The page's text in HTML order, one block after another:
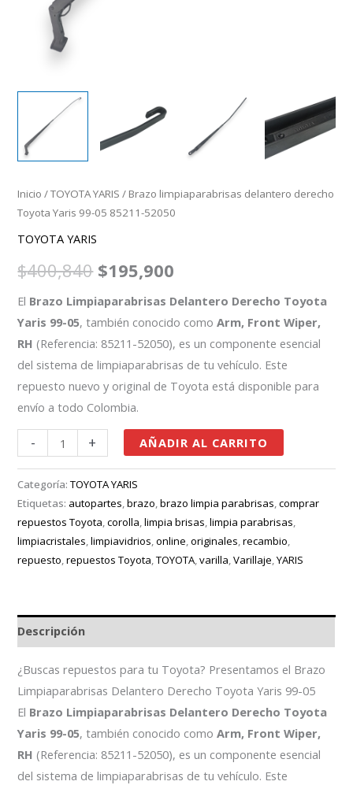
Inicio /TOYOTA YARIS / Brazo limpiaparabrisas delantero derecho
Toyota Yaris 99-05 85211-52050
TOYOTA YARIS
$400,840 $195,900
El Brazo Limpiaparabrisas Delantero Derecho Toyota
Yaris 99-05, también conocido comoArm, Front Wiper,
RH (Referencia: 85211-52050), es un componente esencial
del sistema de limpiaparabrisas de tu vehículo. Este
repuesto nuevo y original de Toyota está disponible para
envío a todo Colombia.
- + AÑADIR AL CARRITO
Categoría:TOYOTA YARIS
Etiquetas: autopartes ,brazo ,brazo limpia parabrisas ,comprar
repuestos Toyota ,corolla ,limpia brisas ,limpia parabrisas
limpiacristales ,limpiavidrios ,online ,originales ,recambio
repuesto ,repuestos Toyota ,TOYOTA ,varilla ,Varillaje ,YARIS
Descripción
¿Buscas repuestos para tu Toyota? Presentamos el Brazo
Limpiaparabrisas Delantero Derecho Toyota Yaris 99-05
El Brazo Limpiaparabrisas Delantero Derecho Toyota
Yaris 99-05, también conocido comoArm, Front Wiper,
RH (Referencia: 85211-52050), es un componente esencial
del sistema de limpiaparabrisas de tu vehículo. Este